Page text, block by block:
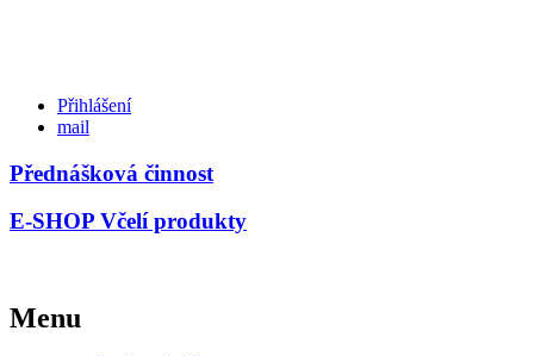
Přihlášení
mail
Přednášková činnost
E-SHOP Včelí produkty
Menu